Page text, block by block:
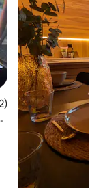
4,88 от 5,